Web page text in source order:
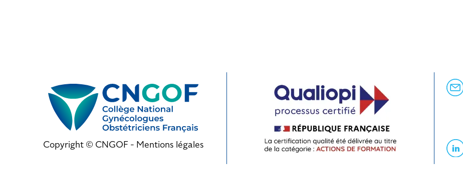
Copyright © CNGOF - Mentions légales